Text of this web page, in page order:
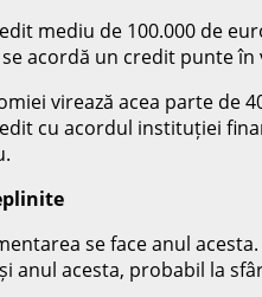
mediu de 100.000 de
acordă un credit punte
virează acea parte de
cu acordul instituției
se face anul
anul acesta, probabil la